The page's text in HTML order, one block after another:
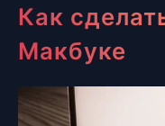
Как
Макбуке